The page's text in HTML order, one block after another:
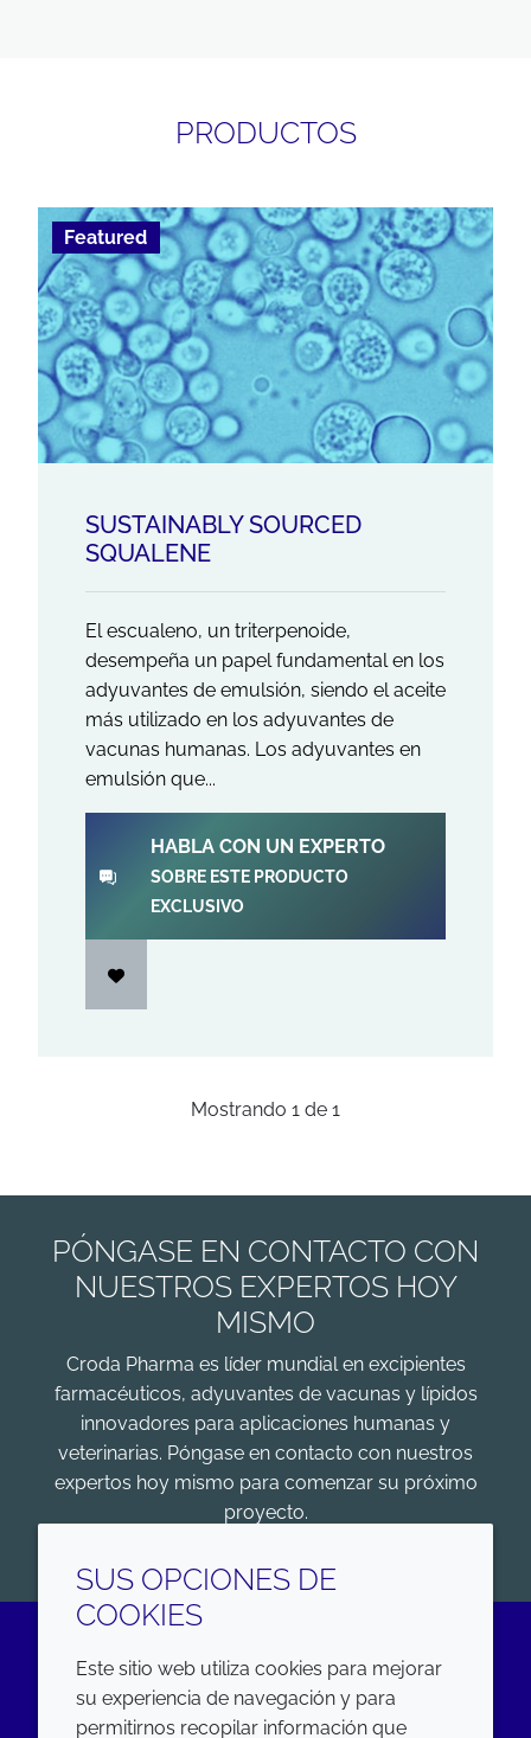
PRODUCTOS
Featured
SUSTAINABLY SOURCED
SQUALENE
El escualeno, un triterpenoide,
desempeña un papel fundamental en los
adyuvantes de emulsión, siendo el aceite
más utilizado en los adyuvantes de
vacunas humanas. Los adyuvantes en
emulsión que...
HABLA CON UN EXPERTO
SOBRE ESTE PRODUCTO
EXCLUSIVO
Mostrando 1 de 1
PÓNGASE EN CONTACTO CON
NUESTROS EXPERTOS HOY
MISMO
Croda Pharma es líder mundial en excipientes
farmacéuticos, adyuvantes de vacunas y lípidos
innovadores para aplicaciones humanas y
veterinarias. Póngase en contacto con nuestros
expertos hoy mismo para comenzar su próximo
proyecto.
LinkedIn
SUS OPCIONES DE
COOKIES
Este sitio web utiliza cookies para mejorar
su experiencia de navegación y para
permitirnos recopilar información que